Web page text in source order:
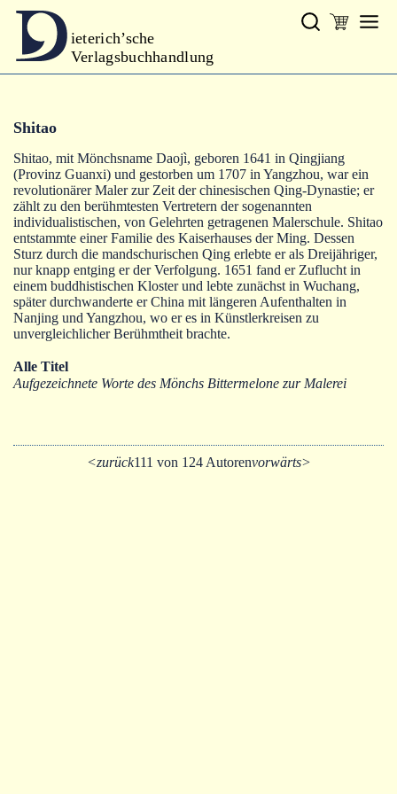
ieterich’sche
Verlagsbuchhandlung
Gesamtprogramm
Autoren
Warenkorb
Shitao
Shitao, mit Mönchsname Daojì, geboren 1641 in Qingjiang
(Provinz Guanxi) und gestorben um 1707 in Yangzhou, war ein
revolutionärer Maler zur Zeit der chinesischen Qing-Dynastie; er
zählt zu den berühmtesten Vertretern der sogenannten
individualistischen, von Gelehrten getragenen Malerschule. Shitao
entstammte einer Familie des Kaiserhauses der Ming. Dessen
Sturz durch die mandschurischen Qing erlebte er als Dreijähriger,
nur knapp entging er der Verfolgung. 1651 fand er Zuflucht in
einem buddhistischen Kloster und lebte zunächst in Wuchang,
später durchwanderte er China mit längeren Aufenthalten in
Nanjing und Yangzhou, wo er es in Künstlerkreisen zu
unvergleichlicher Berühmtheit brachte.
Alle Titel
Aufgezeichnete Worte des Mönchs Bittermelone zur Malerei
<zurück111 von 124 Autorenvorwärts>